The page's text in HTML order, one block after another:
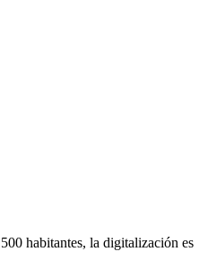
habitantes, la digitalización es